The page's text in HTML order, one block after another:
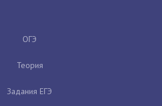
ОГЭ
Теория
Задания ЕГЭ